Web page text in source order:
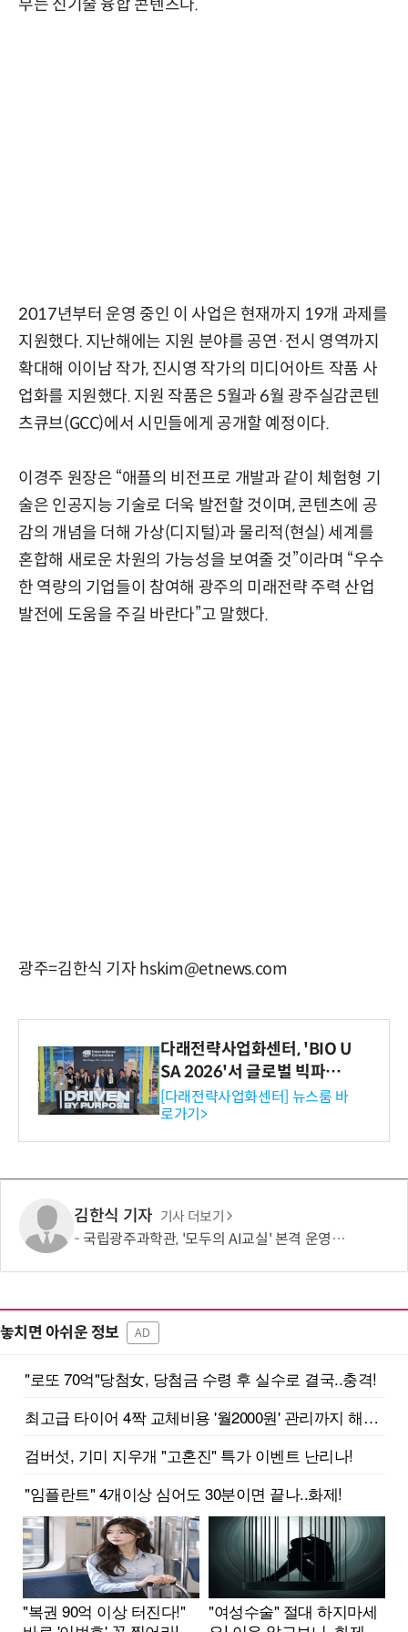
무는 신기술 융합 콘텐츠다.
2017년부터 운영 중인 이 사업은 현재까지 19개 과제를
지원했다. 지난해에는 지원 분야를 공연·전시 영역까지
확대해 이이남 작가, 진시영 작가의 미디어아트 작품 사
업화를 지원했다. 지원 작품은 5월과 6월 광주실감콘텐
츠큐브(GCC)에서 시민들에게 공개할 예정이다.
이경주 원장은 “애플의 비전프로 개발과 같이 체험형 기
술은 인공지능 기술로 더욱 발전할 것이며, 콘텐츠에 공
감의 개념을 더해 가상(디지털)과 물리적(현실) 세계를
혼합해 새로운 차원의 가능성을 보여줄 것”이라며 “우수
한 역량의 기업들이 참여해 광주의 미래전략 주력 산업
발전에 도움을 주길 바란다”고 말했다.
광주=김한식 기자 hskim@etnews.com
다래전략사업화센터, 'BIO U
SA 2026'서 글로벌 빅파마
와의 비즈니스 미팅 지원…K
-바이오 해외 진출 교두보 확
보
[다래전략사업화센터] 뉴스룸 바
로가기>
김한식 기자 기사 더보기
국립광주과학관, '모두의 AI교실' 본격 운영…세대별 맞춤형 AI교육
놓치면 아쉬운 정보 AD